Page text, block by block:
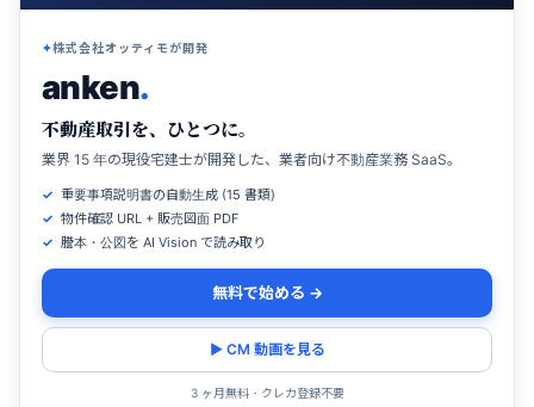
株式会社オッティモが開発
anken.
不動産取引を、ひとつに。
業界 15 年の現役宅建士が開発した、業者向け不動産業務 SaaS。
重要事項説明書の自動生成 (15 書類)
物件確認 URL + 販売図面 PDF
謄本・公図を AI Vision で読み取り
無料で始める →
▶ CM 動画を見る
3 ヶ月無料・クレカ登録不要